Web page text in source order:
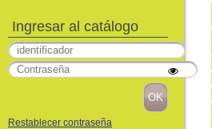
Ingresar al catálogo
Restablecer contraseña